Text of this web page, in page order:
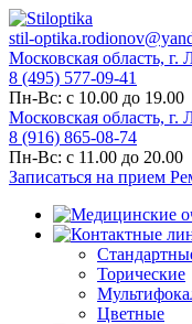
stil-
Московская область, г.
8 (495) 577-09-41
Пн-Вс: с 10.00 до 19.00
Московская область, г.
8 (916) 865-08-74
Пн-Вс: с 11.00 до 20.00
Записаться на прием
Торические
Цветные